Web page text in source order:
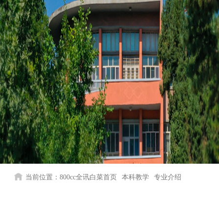
当前位置：800cc全讯白菜首页 本科教学 专业介绍